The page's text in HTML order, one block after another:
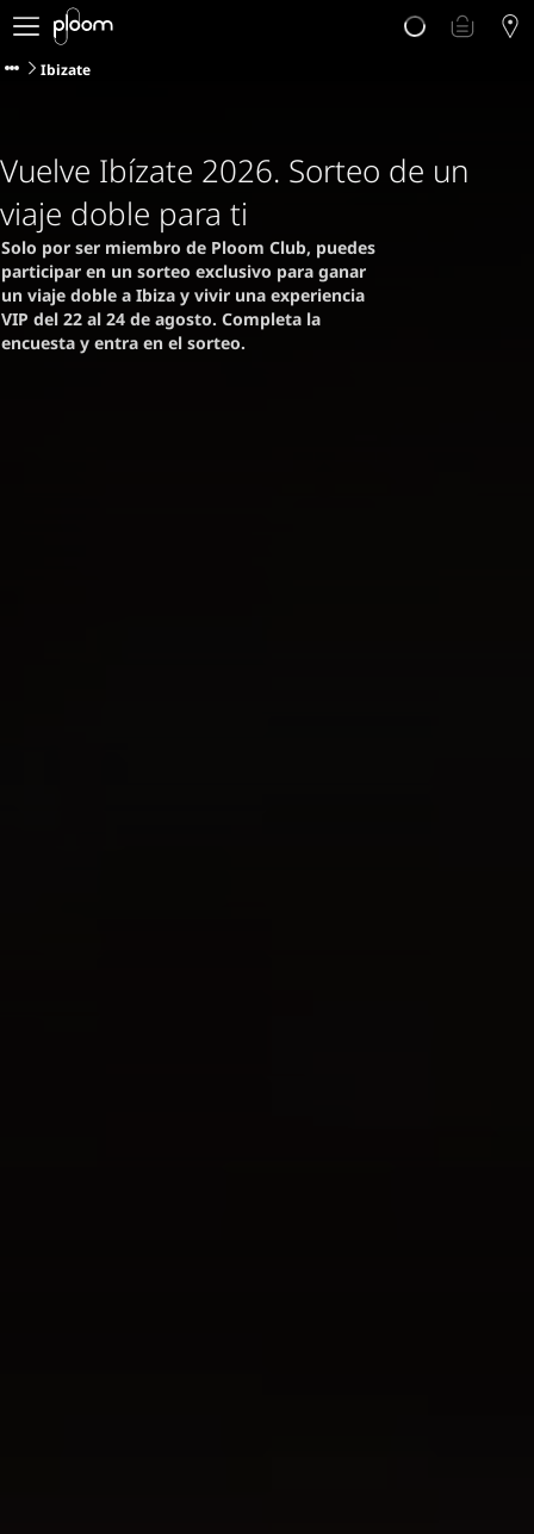
Descubre Ploom AURA
Tienda
Blog
Ayuda y soporte
Localiza tu tienda
PENÍNSULA Y BALEARES
Ibizate
Vuelve Ibízate 2026. Sorteo de un
viaje doble para ti
Solo por ser miembro de Ploom Club, puedes
participar en un sorteo exclusivo para ganar
un viaje doble a Ibiza y vivir una experiencia
VIP del 22 al 24 de agosto. Completa la
encuesta y entra en el sorteo.